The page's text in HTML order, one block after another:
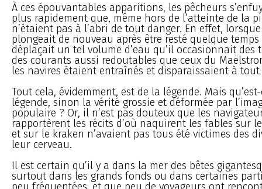
À ces épouvantables apparitions, les pêcheurs
plus rapidement que, même hors de l’atteinte de la
n’étaient pas à l’abri de tout danger. En effet,
plongeait de nouveau après être resté quelque
déplaçait un tel volume d’eau qu’il occasionnait des
des courants aussi redoutables que ceux du
les navires étaient entraînés et disparaissaient à tout
Tout cela, évidemment, est de la légende. Mais
légende, sinon la vérité grossie et déformée par
populaire ? Or, il n’est pas douteux que les
rapportèrent les récits d’où naquirent les fables sur
et sur le kraken n’avaient pas tous été victimes des
leur cerveau.
Il est certain qu’il y a dans la mer des bêtes
surtout dans les grands fonds ou dans certaines